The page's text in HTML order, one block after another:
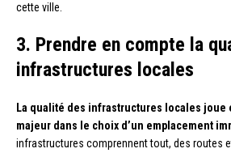
cette ville.
3. Prendre en compte la
infrastructures locales
La qualité des infrastructures locales joue
majeur dans le choix d’un emplacement
infrastructures comprennent tout, des routes